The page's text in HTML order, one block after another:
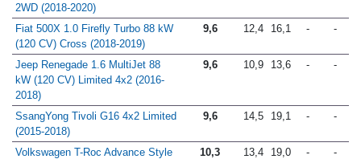
2WD (2018-2020)
Fiat 500X 1.0 Firefly Turbo 88 kW
(120 CV) Cross (2018-2019)
9,6 12,4 16,1 - -
Jeep Renegade 1.6 MultiJet 88
kW (120 CV) Limited 4x2 (2016-
2018)
9,6 10,9 13,6 - -
SsangYong Tivoli G16 4x2 Limited
(2015-2018)
9,6 14,5 19,1 - -
Volkswagen T-Roc Advance Style
10,3 13,4 19,0 - -